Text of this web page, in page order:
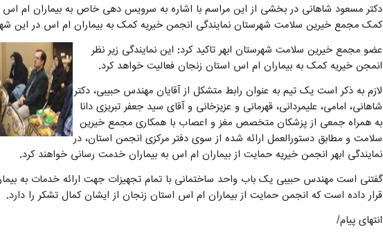
دکتر مسعود شاهانی در بخشی از این مراسم با اشاره به سرویس دهی خاص به بیماران ام اس
کمک مجمع خیرین سلامت شهرستان نمایندگی انجمن خیریه کمک به بیماران ام اس در این
عضو مجمع خیرین سلامت شهرستان ابهر تاکید کرد: این نمایندگی زیر نظر
انمجن خیریه کمک به بیماران ام اس استان زنجان فعالیت خواهد کرد.
لازم به ذکر است یک تیم به عنوان رابط متشکل از آقایان مهندس حبیبی، دکتر
شاهانی، امامی، علیمردانی، قهرمانی و عزیزخانی و آقای سید جعفر تبریزی دانا
به همراه جمعی از پزشکان متخصص مغز و اعصاب با همکاری مجمع خیرین
سلامت و مطابق دستورالعمل ارائه شده از سوی دفتر مرکزی انجمن استان، در
نمایندگی ابهر انجمن خیریه حمایت از بیماران ام اس به بیماران خدمت رسانی خواهند کرد.
گفتنی است مهندس حبیبی یک باب واحد ساختمانی با تمام تجهیزات جهت ارائه خدمات به
قرار داده است که انجمن حمایت از بیماران ام اس استان زنجان از ایشان کمال تشکر را دارد.
انتهای پیام/